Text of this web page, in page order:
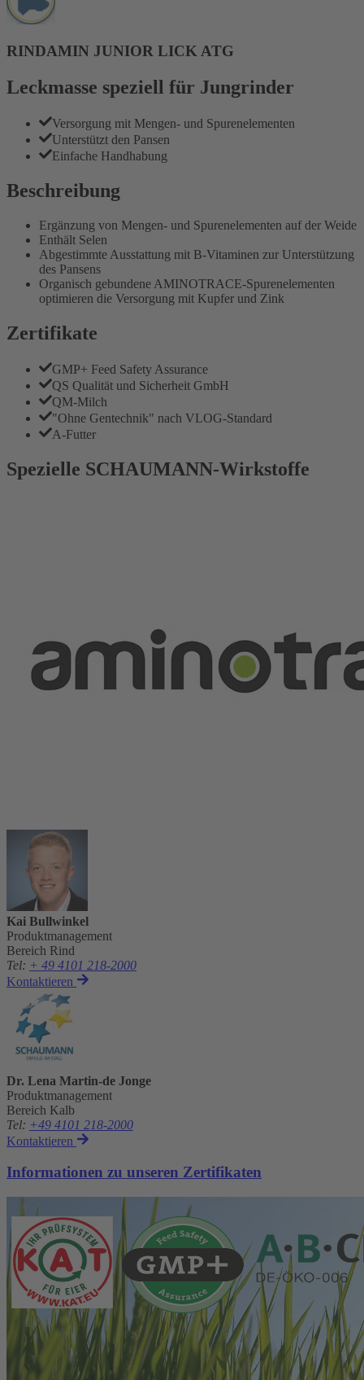
RINDAMIN JUNIOR LICK ATG
Leckmasse speziell für Jungrinder
Versorgung mit Mengen- und Spurenelementen
Unterstützt den Pansen
Einfache Handhabung
Beschreibung
Ergänzung von Mengen- und Spurenelementen auf der Weide
Enthält Selen
Abgestimmte Ausstattung mit B-Vitaminen zur Unterstützung
des Pansens
Organisch gebundene AMINOTRACE-Spurenelementen
optimieren die Versorgung mit Kupfer und Zink
Zertifikate
GMP+ Feed Safety Assurance
QS Qualität und Sicherheit GmbH
QM-Milch
"Ohne Gentechnik" nach VLOG-Standard
A-Futter
Spezielle SCHAUMANN-Wirkstoffe
Kai Bullwinkel
Produktmanagement
Bereich Rind
Tel: + 49 4101 218-2000
Kontaktieren
Dr. Lena Martin-de Jonge
Produktmanagement
Bereich Kalb
Tel: +49 4101 218-2000
Kontaktieren
Informationen zu unseren Zertifikaten